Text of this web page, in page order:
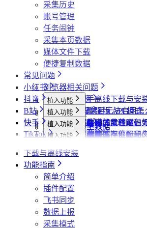
采集历史
账号管理
任务闹钟
采集本页数据
媒体文件下载
便捷复制数据
常见问题
浏览器相关问题
社媒助手离线下载与安
CRX 安装后无法启用怎
下载插件时提示程序包
为什么无法访问
会员相关问题
什么是增强版 API 模式
什么是自动加载验证码
如何免费获取 VIP
为什么不能注册账号
下载相关问题
批量下载媒体文件时，
下载文件的保存位置和
飞书相关问题
提示字段类型不匹配是
小红书相关问题
小红书经常提示“访问频
为什么搜索导出最多只
为什么采集到的评论比
哔哩哔哩相关问题
小红书
植入功能
专辑页
笔记详情页
搜索页
博主详情页
批量采集
采集博主数据
采集评论数据
采集笔记数据
其他功能
链接转换
抖音
植入功能
搜索页
达人详情页
视频详情页
批量采集
采集达人数据
采集视频数据
其他功能
链接转换
B站
植入功能
搜索页
UP主详情页
批量采集
采集评论数据
采集视频数据
其他功能
快手
植入功能
达人详情页
视频详情页
批量采集
采集评论数据
采集视频数据
其他功能
链接转换
TikTok
达人详情页
视频详情页
批量采集
采集达人数据
采集视频数据
采集评论数据
其他功能
短链解析
下载与离线安装
功能指南
简单介绍
插件配置
飞书同步
数据上报
采集模式